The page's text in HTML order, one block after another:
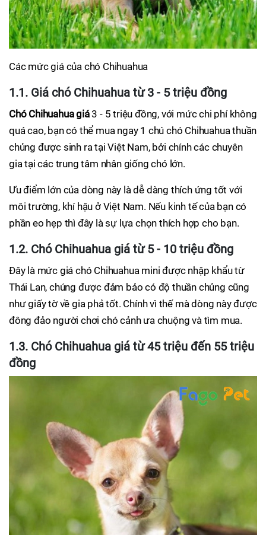
Các mức giá của chó Chihuahua
1.1. Giá chó Chihuahua từ 3 - 5 triệu đồng
Chó Chihuahua giá3 - 5 triệu đồng, với mức chi phí không
quá cao, bạn có thể mua ngay 1 chú chó Chihuahua thuần
chủng được sinh ra tại Việt Nam, bởi chính các chuyên
gia tại các trung tâm nhân giống chó lớn.
Ưu điểm lớn của dòng này là dễ dàng thích ứng tốt với
môi trường, khí hậu ở Việt Nam. Nếu kinh tế của bạn có
phần eo hẹp thì đây là sự lựa chọn thích hợp cho bạn.
1.2. Chó Chihuahua giá từ 5 - 10 triệu đồng
Đây là mức giá chó Chihuahua mini được nhập khẩu từ
Thái Lan, chúng được đảm bảo có độ thuần chủng cũng
như giấy tờ về gia phả tốt. Chính vì thế mà dòng này được
đông đảo người chơi chó cảnh ưa chuộng và tìm mua.
1.3. Chó Chihuahua giá từ 45 triệu đến 55 triệu
đồng